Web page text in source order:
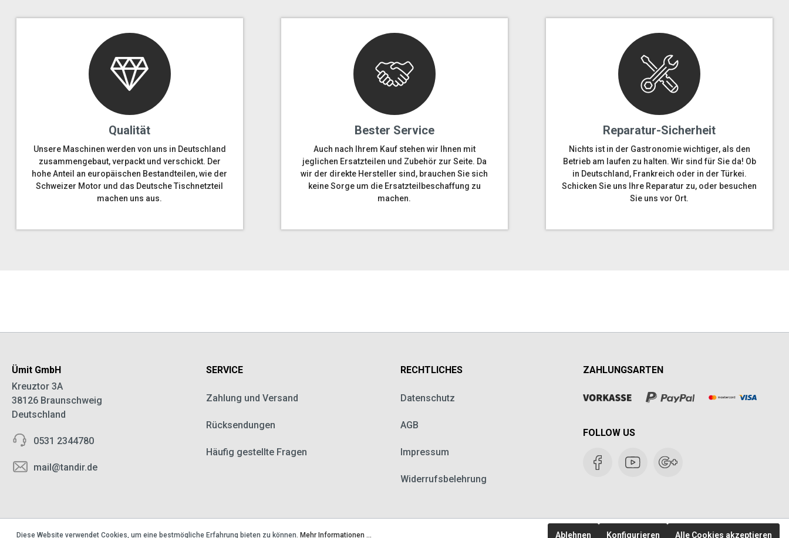
Qualität
Unsere Maschinen werden von uns in Deutschland
zusammengebaut, verpackt und verschickt. Der
hohe Anteil an europäischen Bestandteilen, wie der
Schweizer Motor und das Deutsche Tischnetzteil
machen uns aus.
Bester Service
Auch nach Ihrem Kauf stehen wir Ihnen mit
jeglichen Ersatzteilen und Zubehör zur Seite. Da
wir der direkte Hersteller sind, brauchen Sie sich
keine Sorge um die Ersatzteilbeschaffung zu
machen.
Reparatur-Sicherheit
Nichts ist in der Gastronomie wichtiger, als den
Betrieb am laufen zu halten. Wir sind für Sie da! Ob
in Deutschland, Frankreich oder in der Türkei.
Schicken Sie uns Ihre Reparatur zu, oder besuchen
Sie uns vor Ort.
Ümit GmbH
Kreuztor 3A
38126 Braunschweig
Deutschland
0531 2344780
mail@tandir.de
SERVICE
Zahlung und Versand
Rücksendungen
Häufig gestellte Fragen
RECHTLICHES
Datenschutz
AGB
Impressum
Widerrufsbelehrung
ZAHLUNGSARTEN
FOLLOW US
Diese Website verwendet Cookies, um eine bestmögliche Erfahrung bieten zu können. Mehr Informationen ... Ablehnen Konfigurieren Alle Cookies akzeptieren